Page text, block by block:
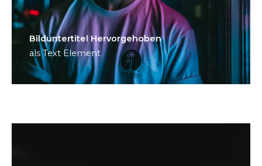
Bild­unter­titel Hervorgehoben
als Text Element